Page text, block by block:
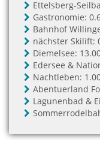
Ettelsberg-
Gastronomie:
Bahnhof
nächster Skilift:
Diemelsee:
Edersee &
Nachtleben:
Abentuerland
Lagunenbad &